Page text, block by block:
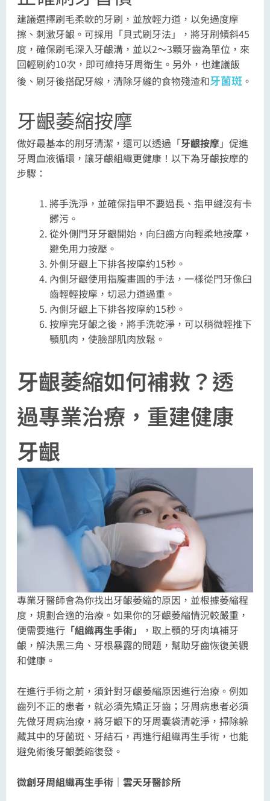
建議選擇刷毛柔軟的牙刷，並放輕力道，以免過度摩
擦、刺激牙齦。可採用「貝式刷牙法」，將牙刷傾斜45
度，確保刷毛深入牙齦溝，並以2～3顆牙齒為單位，來
回輕刷約10次，即可維持牙周衛生。另外，也建議飯
後、刷牙後搭配牙線，清除牙縫的食物殘渣和牙菌斑。
牙齦萎縮按摩
做好最基本的刷牙清潔，還可以透過「牙齦按摩」促進
牙周血液循環，讓牙齦組織更健康！以下為牙齦按摩的
步驟：
將手洗淨，並確保指甲不要過長、指甲縫沒有卡
髒污。
從外側門牙牙齦開始，向臼齒方向輕柔地按摩，
避免用力按壓。
外側牙齦上下排各按摩約15秒。
內側牙齦使用指腹畫圓的手法，一樣從門牙像臼
齒輕輕按摩，切忌力道過重。
內側牙齦上下排各按摩約15秒。
按摩完牙齦之後，將手洗乾淨，可以稍微輕推下
顎肌肉，使臉部肌肉放鬆。
牙齦萎縮如何補救？透
過專業治療，重建健康
牙齦
專業牙醫師會為你找出牙齦萎縮的原因，並根據萎縮程
度，規劃合適的治療。如果你的牙齦萎縮情況較嚴重，
便需要進行「組織再生手術」
，取上顎的牙肉填補牙
齦，解決黑三角、牙根暴露的問題，幫助牙齒恢復美觀
和健康。
在進行手術之前，須針對牙齦萎縮原因進行治療。例如
齒列不正的患者，就必須先矯正牙齒；牙周病患者必須
先做牙周病治療，將牙齦下的牙周囊袋清乾淨，掃除躲
藏其中的牙菌斑、牙結石，再進行組織再生手術，也能
避免術後牙齦萎縮復發。
微創牙周組織再生手術｜雲天牙醫診所